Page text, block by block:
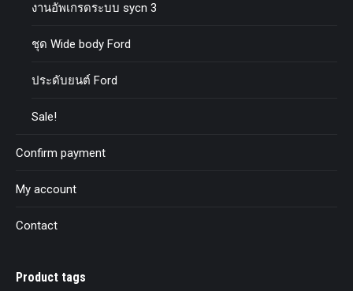
งานอัพเกรดระบบ sycn 3
ชุด Wide body Ford
ประดับยนต์ Ford
Sale!
Confirm payment
My account
Contact
Product tags